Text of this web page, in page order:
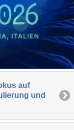
auf
und